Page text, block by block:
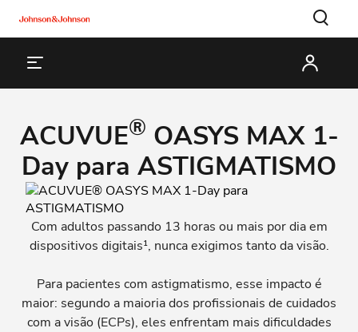
ACUVUE® OASYS MAX 1-
Day para ASTIGMATISMO
Com adultos passando 13 horas ou mais por dia em
dispositivos digitais¹, nunca exigimos tanto da visão.
Para pacientes com astigmatismo, esse impacto é
maior: segundo a maioria dos profissionais de cuidados
com a visão (ECPs), eles enfrentam mais dificuldades